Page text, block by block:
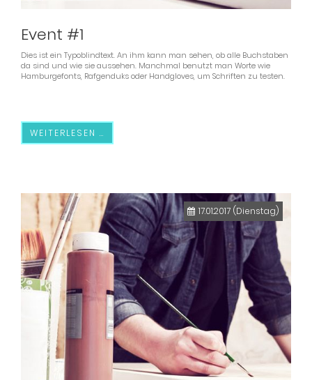
Event #1
Dies ist ein Typoblindtext. An ihm kann man sehen, ob alle Buchstaben
da sind und wie sie aussehen. Manchmal benutzt man Worte wie
Hamburgefonts, Rafgenduks oder Handgloves, um Schriften zu testen.
WEITERLESEN …
17.01.2017 (Dienstag)